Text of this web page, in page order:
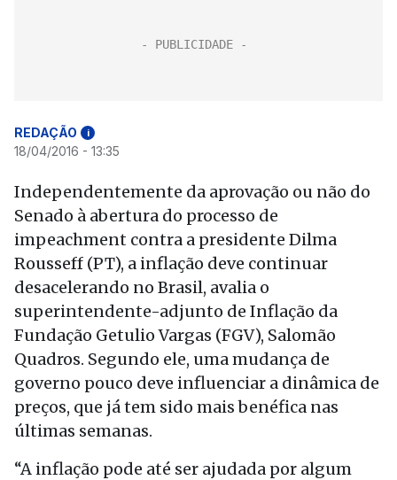
REDAÇÃO i
18/04/2016 - 13:35
Independentemente da aprovação ou não do
Senado à abertura do processo de
impeachment contra a presidente Dilma
Rousseff (PT), a inflação deve continuar
desacelerando no Brasil, avalia o
superintendente-adjunto de Inflação da
Fundação Getulio Vargas (FGV), Salomão
Quadros. Segundo ele, uma mudança de
governo pouco deve influenciar a dinâmica de
preços, que já tem sido mais benéfica nas
últimas semanas.
“A inflação pode até ser ajudada por algum